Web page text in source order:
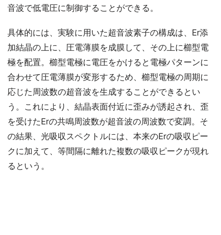
音波で低電圧に制御することができる。
具体的には、実験に用いた超音波素子の構成は、Er添
加結晶の上に、圧電薄膜を成膜して、その上に櫛型電
極を配置。櫛型電極に電圧をかけると電極パターンに
合わせて圧電薄膜が変形するため、櫛型電極の周期に
応じた周波数の超音波を生成することができるとい
う。これにより、結晶表面付近に歪みが誘起され、歪
を受けたErの共鳴周波数が超音波の周波数で変調。そ
の結果、光吸収スペクトルには、本来のErの吸収ピー
クに加えて、等間隔に離れた複数の吸収ピークが現れ
るという。